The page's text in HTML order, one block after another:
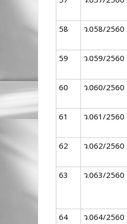
58 ว.058/2560
59 ว.059/2560
60 ว.060/2560
61 ว.061/2560
62 ว.062/2560
63 ว.063/2560
64 ว.064/2560